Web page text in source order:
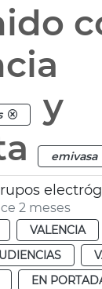
y
emivasa
2 meses
VALENCIA
EN